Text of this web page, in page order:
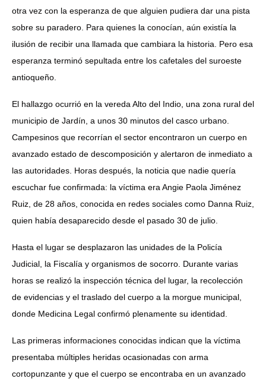
otra vez con la esperanza de que alguien pudiera dar una pista
sobre su paradero. Para quienes la conocían, aún existía la
ilusión de recibir una llamada que cambiara la historia. Pero esa
esperanza terminó sepultada entre los cafetales del suroeste
antioqueño.
El hallazgo ocurrió en la vereda Alto del Indio, una zona rural del
municipio de Jardín, a unos 30 minutos del casco urbano.
Campesinos que recorrían el sector encontraron un cuerpo en
avanzado estado de descomposición y alertaron de inmediato a
las autoridades. Horas después, la noticia que nadie quería
escuchar fue confirmada: la víctima era Angie Paola Jiménez
Ruiz, de 28 años, conocida en redes sociales como Danna Ruiz,
quien había desaparecido desde el pasado 30 de julio.
Hasta el lugar se desplazaron las unidades de la Policía
Judicial, la Fiscalía y organismos de socorro. Durante varias
horas se realizó la inspección técnica del lugar, la recolección
de evidencias y el traslado del cuerpo a la morgue municipal,
donde Medicina Legal confirmó plenamente su identidad.
Las primeras informaciones conocidas indican que la víctima
presentaba múltiples heridas ocasionadas con arma
cortopunzante y que el cuerpo se encontraba en un avanzado